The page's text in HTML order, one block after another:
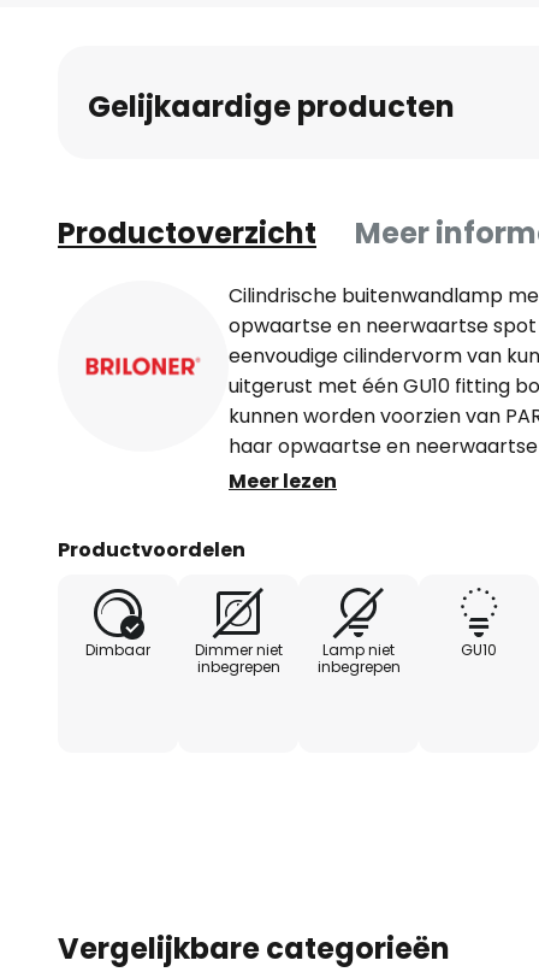
vanGelijkaardige producten
Productoverzicht Meer
Cilindrische buitenwandlamp
opwaartse en neerwaartse
eenvoudige cilindervorm van
uitgerust met één GU10 fitting
kunnen worden voorzien van
haar opwaartse en
een stijlvolle keuze voor vele
Meer lezen
Productvoordelen
Dimbaar
Dimmer niet
inbegrepen
Lamp niet
inbegrepen
GU10
Vergelijkbare categorieën